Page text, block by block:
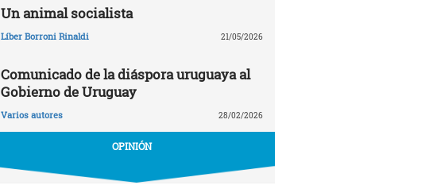
Un animal socialista
Líber Borroni Rinaldi 21/05/2026
Comunicado de la diáspora uruguaya al
Gobierno de Uruguay
Varios autores 28/02/2026
OPINIÓN